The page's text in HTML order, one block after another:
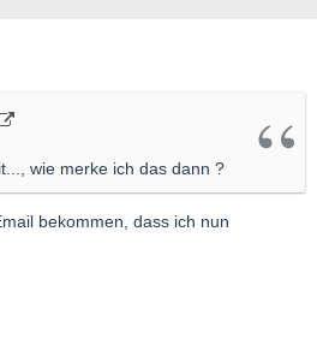
wie merke ich das dann ?
bekommen, dass ich nun